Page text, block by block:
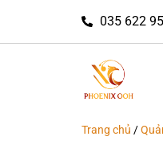
035 622
Trang chủ /